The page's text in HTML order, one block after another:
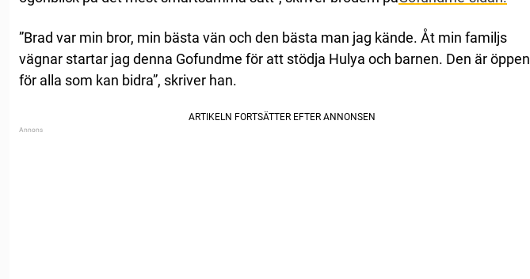
”Brad var min bror, min bästa vän och den bästa man jag kände. Åt min familjs
vägnar startar jag denna Gofundme för att stödja Hulya och barnen. Den är öppen
för alla som kan bidra”, skriver han.